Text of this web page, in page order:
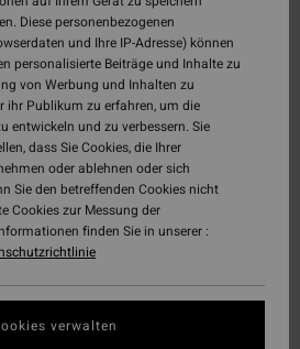
Diese personenbezogenen
und Ihre IP-Adresse) können
personalisierte Beiträge und Inhalte zu
von Werbung und Inhalten zu
ihr Publikum zu erfahren, um die
entwickeln und zu verbessern. Sie
dass Sie Cookies, die Ihrer
oder ablehnen oder sich
Sie den betreffenden Cookies nicht
Cookies zur Messung der
finden Sie in unserer :
verwalten